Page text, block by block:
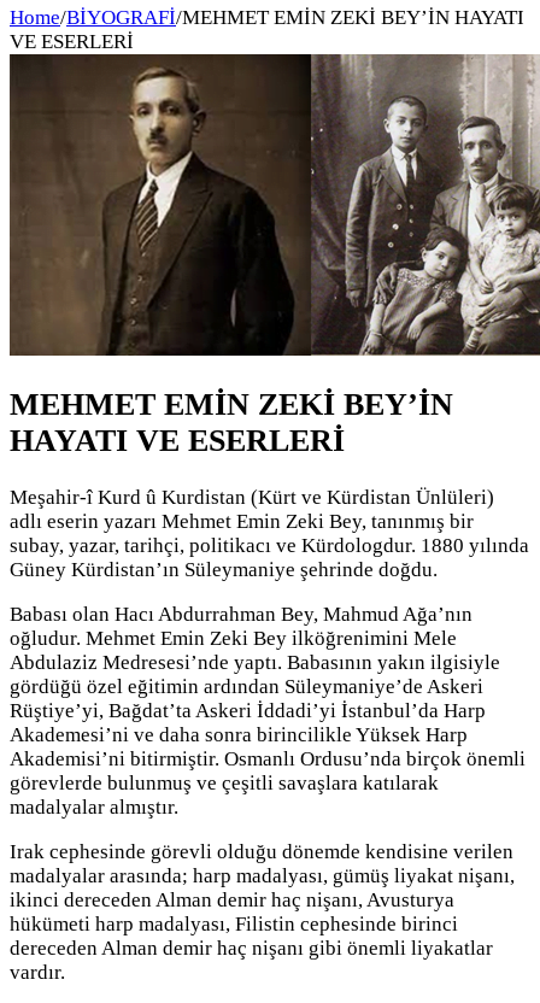
Home/BİYOGRAFİ/MEHMET EMİN ZEKİ BEY’İN HAYATI
VE ESERLERİ
MEHMET EMİN ZEKİ BEY’İN
HAYATI VE ESERLERİ
Meşahir-î Kurd û Kurdistan (Kürt ve Kürdistan Ünlüleri)
adlı eserin yazarı Mehmet Emin Zeki Bey, tanınmış bir
subay, yazar, tarihçi, politikacı ve Kürdologdur. 1880 yılında
Güney Kürdistan’ın Süleymaniye şehrinde doğdu.
Babası olan Hacı Abdurrahman Bey, Mahmud Ağa’nın
oğludur. Mehmet Emin Zeki Bey ilköğrenimini Mele
Abdulaziz Medresesi’nde yaptı. Babasının yakın ilgisiyle
gördüğü özel eğitimin ardından Süleymaniye’de Askeri
Rüştiye’yi, Bağdat’ta Askeri İddadi’yi İstanbul’da Harp
Akademesi’ni ve daha sonra birincilikle Yüksek Harp
Akademisi’ni bitirmiştir. Osmanlı Ordusu’nda birçok önemli
görevlerde bulunmuş ve çeşitli savaşlara katılarak
madalyalar almıştır.
Irak cephesinde görevli olduğu dönemde kendisine verilen
madalyalar arasında; harp madalyası, gümüş liyakat nişanı,
ikinci dereceden Alman demir haç nişanı, Avusturya
hükümeti harp madalyası, Filistin cephesinde birinci
dereceden Alman demir haç nişanı gibi önemli liyakatlar
vardır.